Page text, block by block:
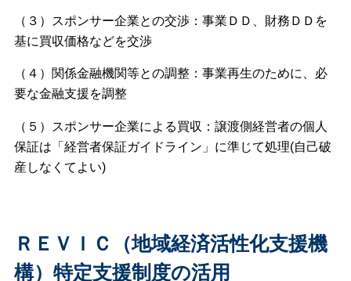
（３）スポンサー企業との交渉：事業ＤＤ、財務ＤＤを
基に買収価格などを交渉
（４）関係金融機関等との調整：事業再生のために、必
要な金融支援を調整
（５）スポンサー企業による買収：譲渡側経営者の個人
保証は「経営者保証ガイドライン」に準じて処理(自己破
産しなくてよい)
ＲＥＶＩＣ（地域経済活性化支援機
構）特定支援制度の活用